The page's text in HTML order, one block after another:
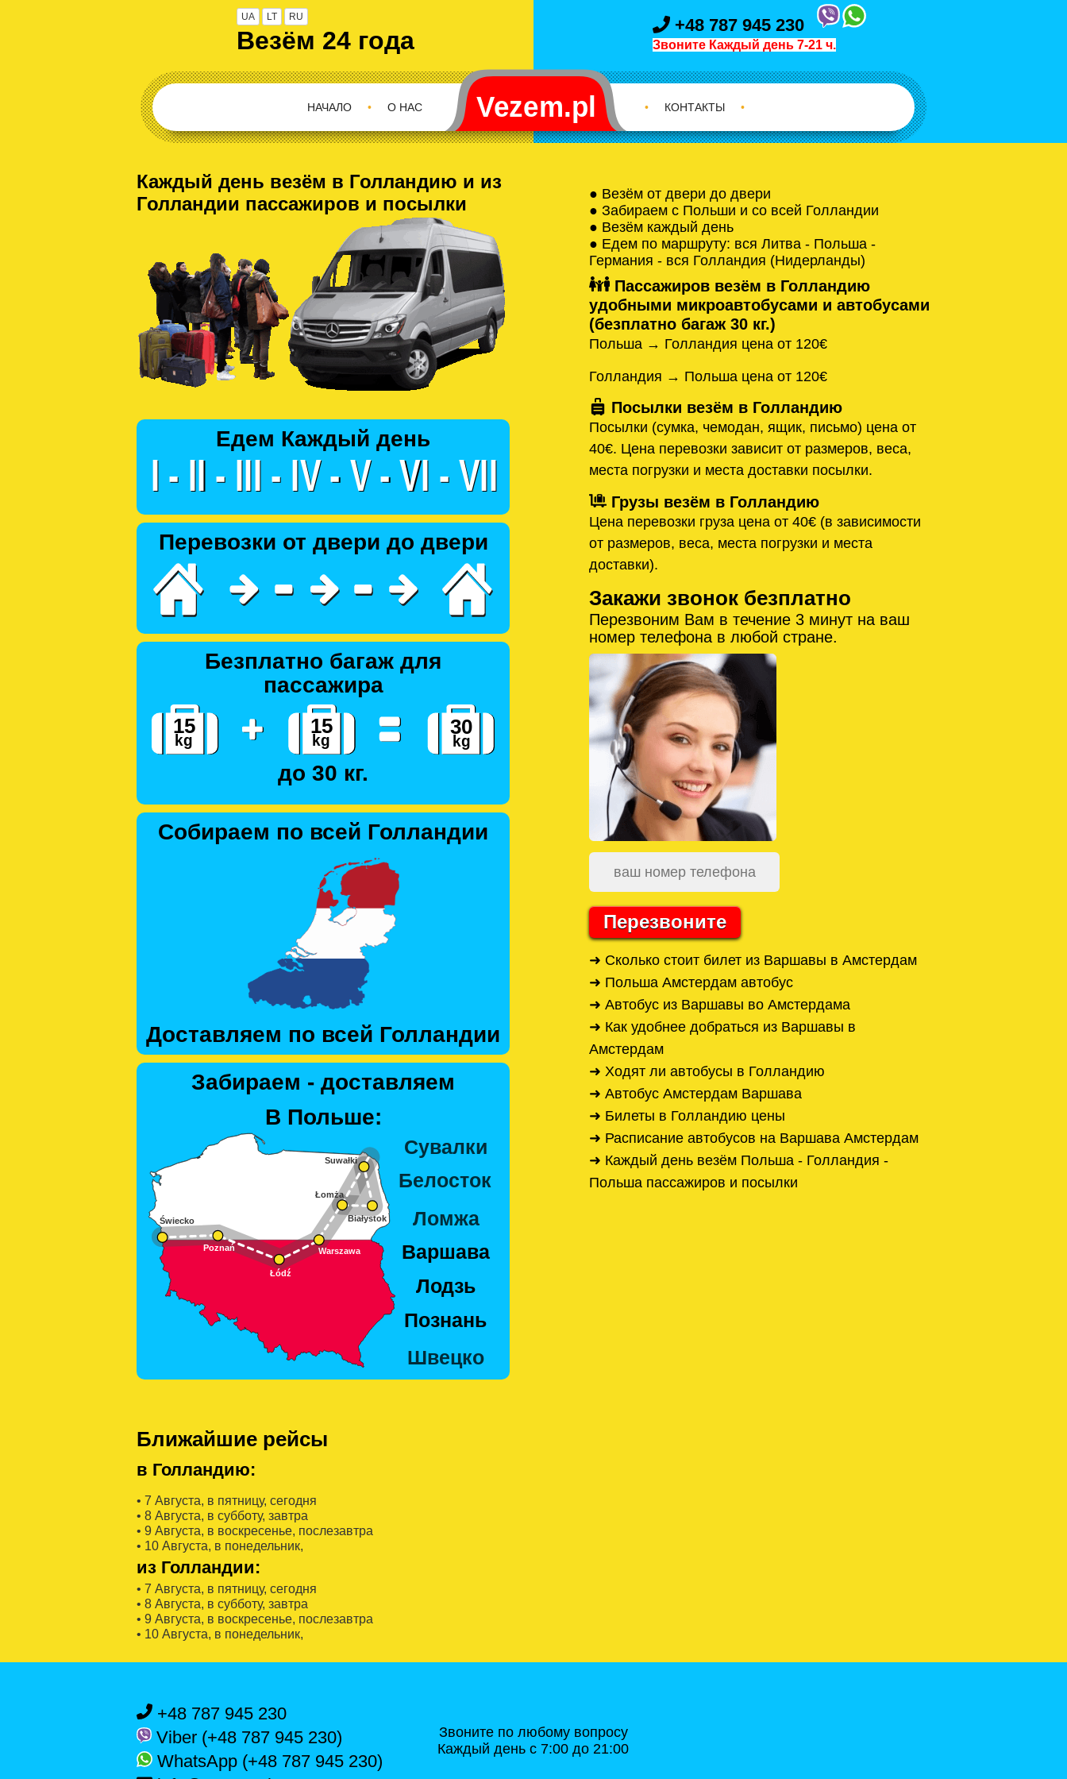
UA LT RU
Везём 24 года
+48 787 945 230
Звоните Каждый день 7-21 ч.
О НАС
•
НАЧАЛО • КОНТАКТЫ •
Каждый день везём в Голландию и из
Голландии пассажиров и посылки
Едем Каждый день
Перевозки от двери до двери
Безплатно багаж для
пассажира
до 30 кг.
Собираем по всей Голландии
Доставляем по всей Голландии
Забираем - доставляем
В Польше:
Ближайшие рейсы
в Голландию:
• 7 Августa, в пятницу, сегодня
• 8 Августa, в субботу, завтра
• 9 Августa, в воскресенье, послезавтра
• 10 Августa, в понедельник,
из Голландии:
• 7 Августa, в пятницу, сегодня
• 8 Августa, в субботу, завтра
• 9 Августa, в воскресенье, послезавтра
• 10 Августa, в понедельник,
● Везём от двери до двери
● Забираем с Польши и со всей Голландии
● Везём каждый день
● Едем по маршруту: вся Литва - Польша -
Германия - вся Голландия (Нидерланды)
Пассажиров везём в Голландию
удобными микроавтобусами и автобусами
(безплатно багаж 30 кг.)
Польша → Голландия цена от 120€
Голландия → Польша цена от 120€
Посылки везём в Голландию
Посылки (сумка, чемодан, ящик, письмо) цена от
40€. Цена перевозки зависит от размеров, веса,
места погрузки и места доставки посылки.
Грузы везём в Голландию
Цена перевозки груза цена от 40€ (в зависимости
от размеров, веса, места погрузки и места
доставки).
Закажи звонок безплатно
Перезвоним Вам в течение 3 минут на ваш
номер телефона в любой стране.
Перезвоните
➜ Сколько стоит билет из Варшавы в Амстердам
➜ Польша Амстердам автобус
➜ Автобус из Варшавы во Амстердама
➜ Как удобнее добраться из Варшавы в
Амстердам
➜ Ходят ли автобусы в Голландию
➜ Автобус Амстердам Варшава
➜ Билеты в Голландию цены
➜ Расписание автобусов на Варшава Амстердам
➜ Каждый день везём Польша - Голландия -
Польша пассажиров и посылки
+48 787 945 230
Viber (+48 787 945 230)
WhatsApp (+48 787 945 230)
Звоните по любому вопросу
Каждый день с 7:00 до 21:00